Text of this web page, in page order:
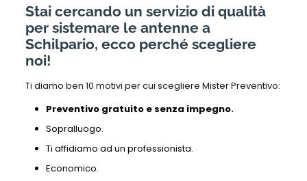
Stai cercando un servizio di qualità
per sistemare le antenne a
Schilpario, ecco perché scegliere
noi!
Ti diamo ben 10 motivi per cui scegliere Mister Preventivo:
Preventivo gratuito e senza impegno.
Sopralluogo.
Ti affidiamo ad un professionista.
Economico.